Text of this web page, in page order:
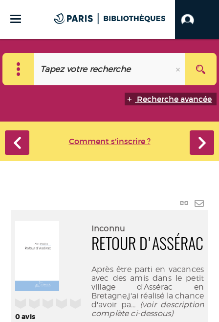
Recherche avancée
Comment s'inscrire ?
Lien
mail
0avis
Inconnu
RETOUR D'ASSÉRAC
Après être parti en vacances
avec des amis dans le petit
village d'Assérac en
Bretagne,j'ai réalisé la chance
d'avoir pa... (voir description
complète ci-dessous)